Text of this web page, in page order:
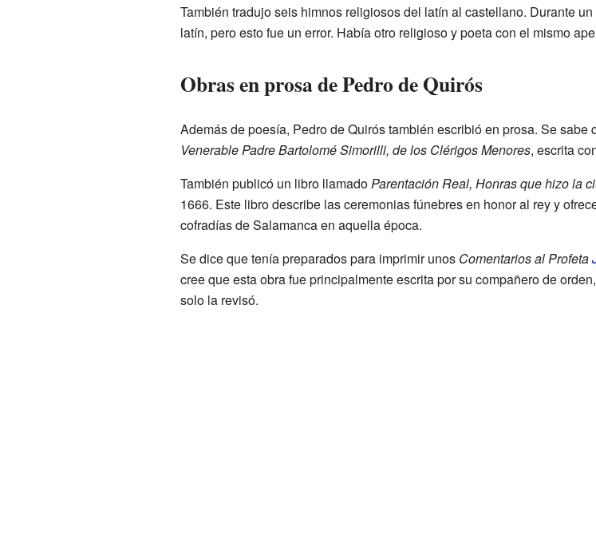
También tradujo seis himnos religiosos del latín al castellano. Durante
latín, pero esto fue un error. Había otro religioso y poeta con el mismo
Obras en prosa de Pedro de Quirós
Además de poesía, Pedro de Quirós también escribió en prosa. Se sabe
Venerable Padre Bartolomé Simorilli, de los Clérigos Menores, escrita
También publicó un libro llamadoParentación Real, Honras que hizo la
1666. Este libro describe las ceremonias fúnebres en honor al rey y
cofradías de Salamanca en aquella época.
Se dice que tenía preparados para imprimir unos Comentarios al Profeta
cree que esta obra fue principalmente escrita por su compañero de
solo la revisó.